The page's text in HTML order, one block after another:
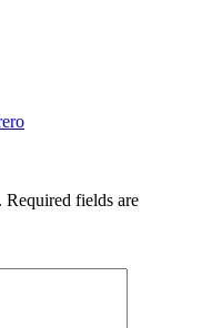
Required fields are